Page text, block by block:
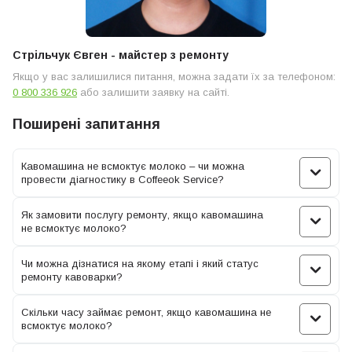
Що робити, якщо капучинатор кавоварки не
всмоктує молоко?
Засмічення молочної трубки – це основна причина, через що
Поширені запитання
Кавомашина не всмоктує молоко – чи можна
провести діагностику в Coffeeok Service?
Як замовити послугу ремонту, якщо кавомашина
не всмоктує молоко?
Чи можна дізнатися на якому етапі і який статус
ремонту кавоварки?
Скільки часу займає ремонт, якщо кавомашина не
всмоктує молоко?
Стрільчук Євген - майстер з ремонту
Якщо у вас залишилися питання, можна задати їх за телефоном:
0 800 336 926 або залишити заявку на сайті.